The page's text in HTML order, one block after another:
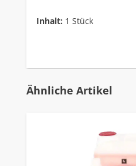
Inhalt: 1 Stück
Produktgalerie überspringen
Ähnliche Artikel